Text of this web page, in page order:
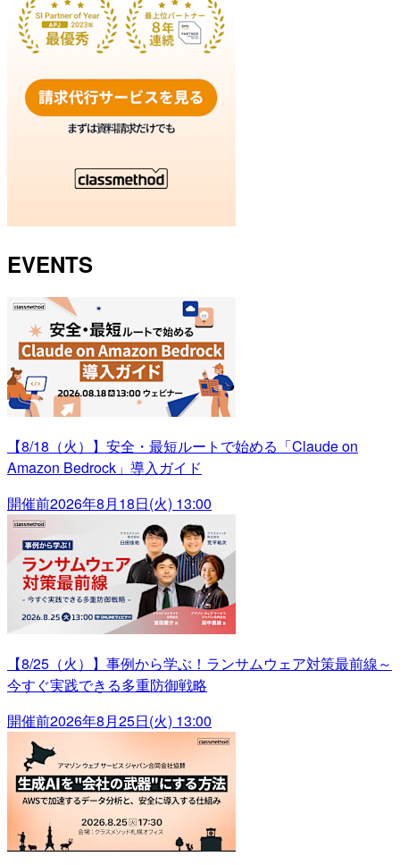
EVENTS
【8/18（火）】安全・最短ルートで始める「Claude on
Amazon Bedrock」導入ガイド
開催前2026年8月18日(火) 13:00
【8/25（火）】事例から学ぶ！ランサムウェア対策最前線～
今すぐ実践できる多重防御戦略
開催前2026年8月25日(火) 13:00